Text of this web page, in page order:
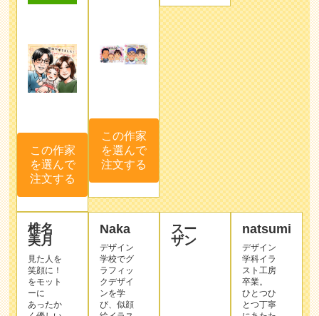
この作家
を選んで
注文する
この作家
を選んで
注文する
椎名
美月
見た人を
笑顔に！
をモット
ーに
あったか
Naka
デザイン
学校でグ
ラフィッ
クデザイ
ンを学
び、似顔
スー
ザン
natsumi
デザイン
学科イラ
スト工房
卒業。
ひとつひ
とつ丁寧